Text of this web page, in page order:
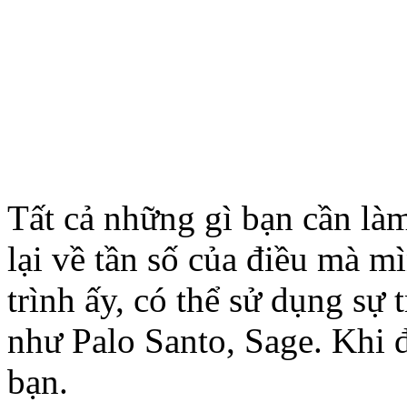
Tất cả những gì bạn cần
lại về tần số của điều mà
trình ấy, có thể sử dụng sự
như Palo Santo, Sage. Khi
bạn.